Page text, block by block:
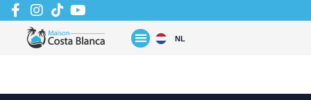
Zum
Inhalt
springen
NL